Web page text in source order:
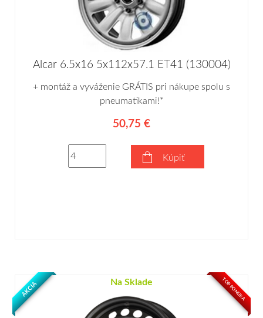
Alcar 6.5x16 5x112x57.1 ET41 (130004)
+ montáž a vyváženie GRÁTIS pri nákupe spolu s
pneumatikami!*
50,75 €
Kúpiť
Na Sklade
AKCIA TOP PONUKA